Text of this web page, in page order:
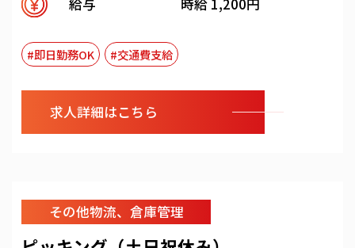
#即日勤務OK #交通費支給
求人詳細はこちら
その他物流、倉庫管理